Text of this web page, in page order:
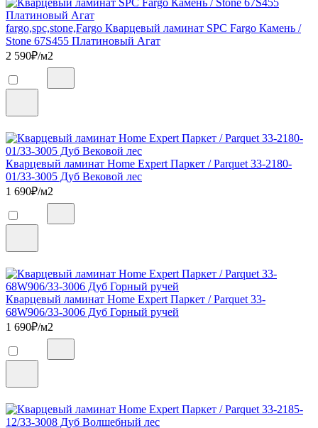
fargo,spc,stone,Fargo Кварцевый ламинат SPC Fargo Камень /
Stone 67S455 Платиновый Агат
2 590₽/м2
Кварцевый ламинат Home Expert Паркет / Parquet 33-2180-
01/33-3005 Дуб Вековой лес
1 690₽/м2
Кварцевый ламинат Home Expert Паркет / Parquet 33-
68W906/33-3006 Дуб Горный ручей
1 690₽/м2